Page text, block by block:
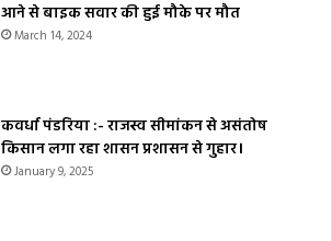
आने से बाइक सवार की हुई मौके पर मौत
March 14, 2024
कवर्धा पंडरिया :- राजस्व सीमांकन से असंतोष
किसान लगा रहा शासन प्रशासन से गुहार।
January 9, 2025